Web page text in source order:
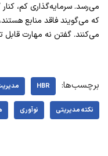
می‌رسد. سرمایه‌گذاری کم،
که می‌گویند فاقد منابع
می‌کنند. گفتن نه مهارت
برچسب‌ها: HBR
نکته مدیریتی نوآوری